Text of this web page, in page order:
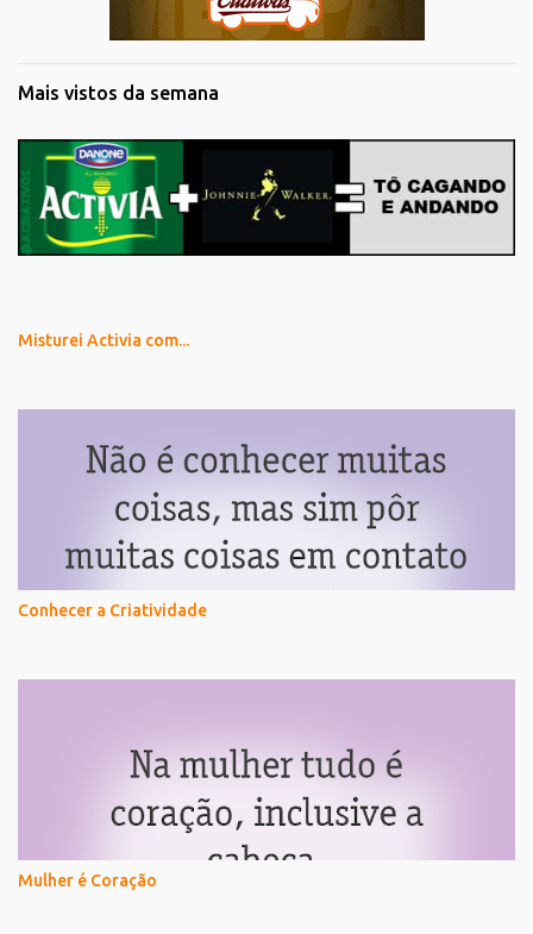
Mais vistos da semana
Misturei Activia com...
Conhecer a Criatividade
Mulher é Coração